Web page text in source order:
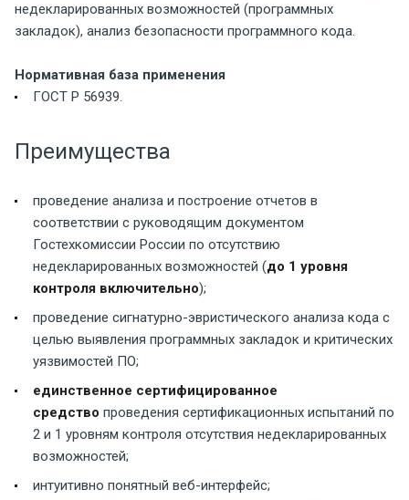
недекларированных возможностей (программных
закладок), анализ безопасности программного кода.
Нормативная база применения
ГОСТ Р 56939.
Преимущества
проведение анализа и построение отчетов в
соответствии с руководящим документом
Гостехкомиссии России по отсутствию
недекларированных возможностей (до 1 уровня
контроля включительно);
проведение сигнатурно-эвристического анализа кода с
целью выявления программных закладок и критических
уязвимостей ПО;
единственное сертифицированное
средство проведения сертификационных испытаний по
2 и 1 уровням контроля отсутствия недекларированных
возможностей;
интуитивно понятный веб-интерфейс;